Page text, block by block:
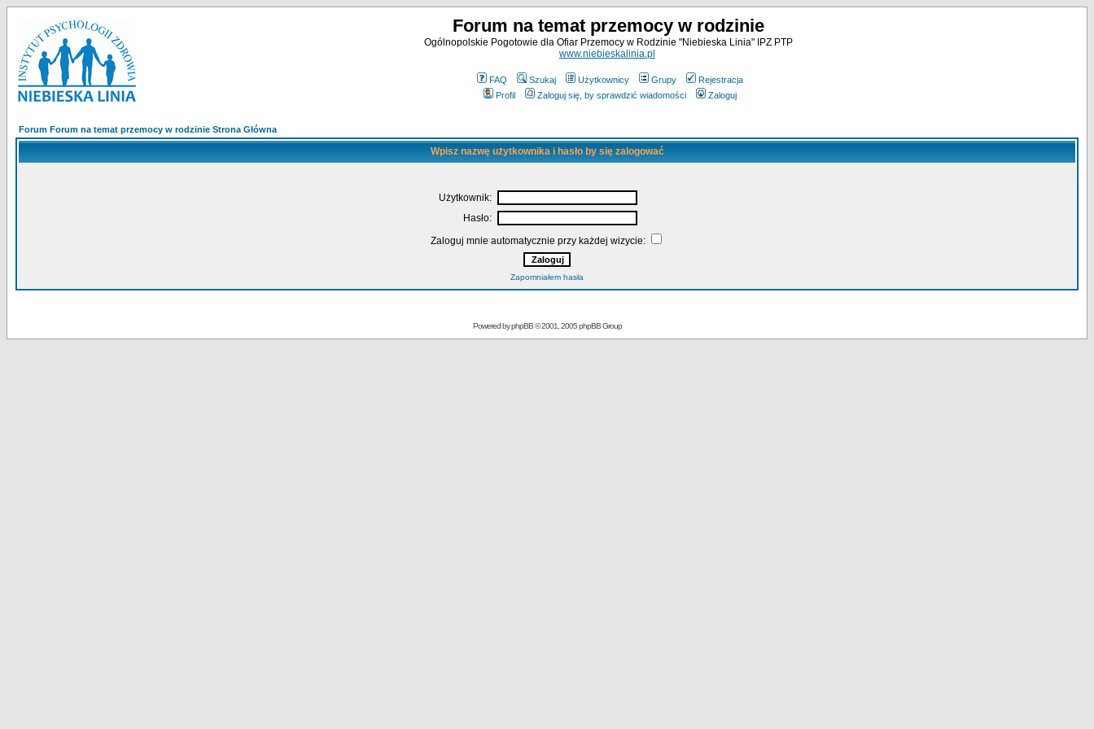
Forum na temat przemocy w rodzinie
Ogólnopolskie Pogotowie dla Ofiar Przemocy w Rodzinie "Niebieska Linia" IPZ PTP
www.niebieskalinia.pl
FAQ Szukaj Użytkownicy Grupy
Rejestracja
Profil
Zaloguj się, by sprawdzić wiadomości Zaloguj
Forum Forum na temat przemocy w rodzinie Strona Główna
Wpisz nazwę użytkownika i hasło by się zalogować
Użytkownik:
Hasło:
Zaloguj mnie automatycznie przy każdej wizycie:
Zapomniałem hasła
Powered byphpBB© 2001, 2005 phpBB Group